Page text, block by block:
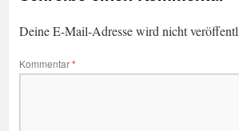
Deine E-Mail-Adresse wird nicht
Kommentar*